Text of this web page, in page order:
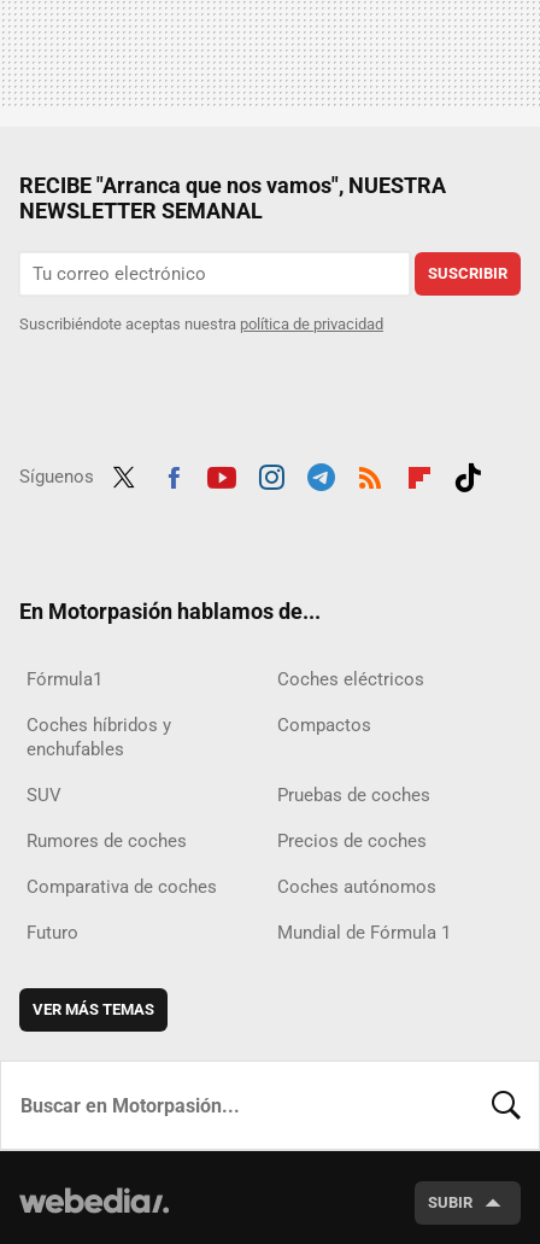
RECIBE "Arranca que nos vamos", NUESTRA
NEWSLETTER SEMANAL
SUSCRIBIR
Suscribiéndote aceptas nuestra política de privacidad
Síguenos
En Motorpasión hablamos de...
Fórmula1 Coches eléctricos
Coches híbridos y
enchufables
Compactos
SUV Pruebas de coches
Rumores de coches Precios de coches
Comparativa de coches Coches autónomos
Futuro Mundial de Fórmula 1
VER MÁS TEMAS
SUBIR